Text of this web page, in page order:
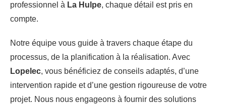
professionnel à La Hulpe, chaque détail est pris en
compte.
Notre équipe vous guide à travers chaque étape du
processus, de la planification à la réalisation. Avec
Lopelec, vous bénéficiez de conseils adaptés, d’une
intervention rapide et d’une gestion rigoureuse de votre
projet. Nous nous engageons à fournir des solutions